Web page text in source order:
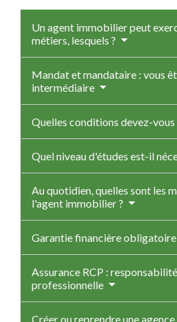
Un agent immobilier peut
métiers, lesquels ?
Mandat et mandataire : vous
intermédiaire
Quelles conditions devez-vous
Quel niveau d'études est-il
Au quotidien, quelles sont les
l'agent immobilier ?
Garantie financière obligatoire
Assurance RCP :
professionnelle
Créer ou reprendre une agence